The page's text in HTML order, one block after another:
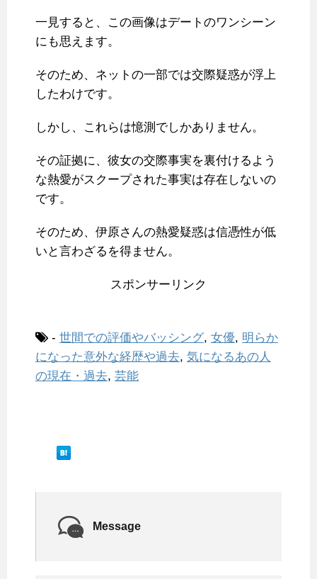
一見すると、この画像はデートのワンシーン
にも思えます。
そのため、ネットの一部では交際疑惑が浮上
したわけです。
しかし、これらは憶測でしかありません。
その証拠に、彼女の交際事実を裏付けるよう
な熱愛がスクープされた事実は存在しないの
です。
そのため、伊原さんの熱愛疑惑は信憑性が低
いと言わざるを得ません。
スポンサーリンク
- 世間での評価やバッシング, 女優, 明らか
になった意外な経歴や過去, 気になるあの人
の現在・過去, 芸能
Message